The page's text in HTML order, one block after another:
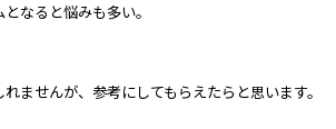
なると悩みも多い。
ませんが、 参考にしてもらえたらと思います。